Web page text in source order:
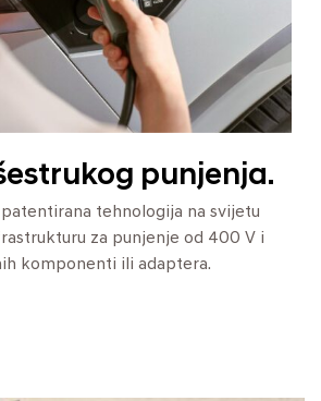
punjenja.
tehnologija na svijetu
za punjenje od 400 V i
komponenti ili adaptera.